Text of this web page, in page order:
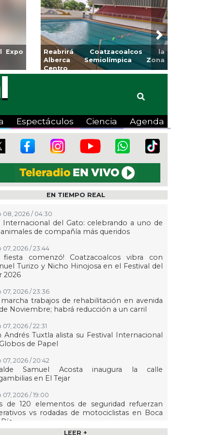
para la
Emprendedores de Xalapa
exponen en Mercadito
Bicentenario
Next
Espectáculos Ciencia Agenda
EN TIEMPO REAL
08, 2026 / 04:30
Internacional del Gato: celebrando a uno de
animales de compañía más queridos
07, 2026 / 23:44
fiesta comenzó! Coatzacoalcos vibra con
Turizo y Nicho Hinojosa en el Festival del
2026
07, 2026 / 23:36
trabajos de rehabilitación en avenida
Noviembre; habrá reducción a un carril
2026 / 22:31
Andrés Tuxtla alista su Festival Internacional
de Papel
07, 2026 / 20:42
Samuel Acosta inaugura la calle
en El Tejar
07, 2026 / 19:00
de 120 elementos de seguridad refuerzan
vs rodadas de motociclistas en Boca
LEER +